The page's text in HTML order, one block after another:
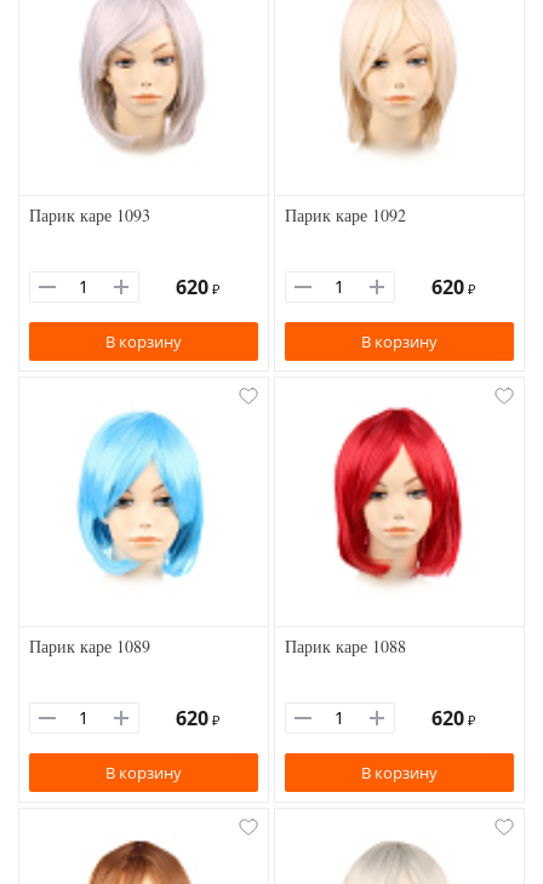
Парик каре 1093
620 ₽
В корзину
Парик каре 1092
620 ₽
В корзину
Парик каре 1089
620 ₽
В корзину
Парик каре 1088
620 ₽
В корзину